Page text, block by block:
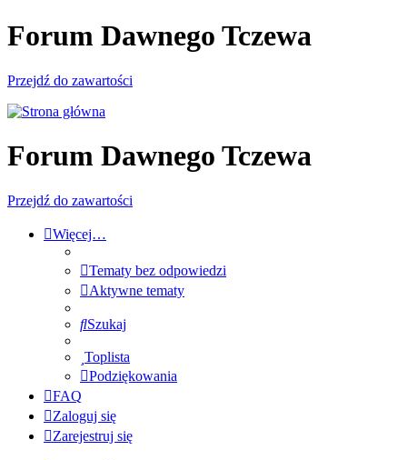
Forum Dawnego Tczewa
Przejdź do zawartości
Forum Dawnego Tczewa
Przejdź do zawartości
Więcej…
Tematy bez odpowiedzi
Aktywne tematy
Szukaj
Toplista
Podziękowania
FAQ
Zaloguj się
Zarejestruj się